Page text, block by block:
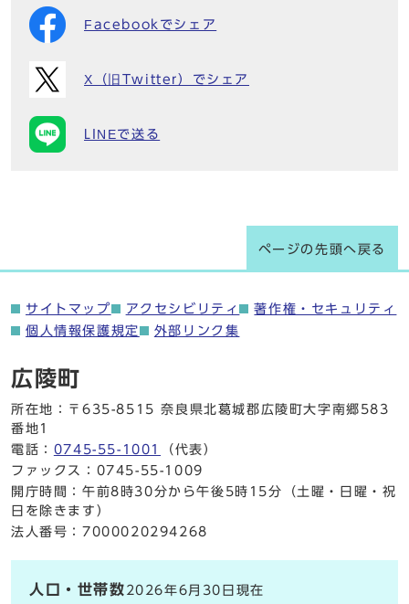
Facebookでシェア
X（旧Twitter）でシェア
LINEで送る
ページの先頭へ戻る
サイトマップ アクセシビリティ
著作権・セキュリティ
個人情報保護規定
外部リンク集
広陵町
所在地：〒635-8515 奈良県北葛城郡広陵町大字南郷583
番地1
電話： 0745-55-1001
（代表）
ファックス：0745-55-1009
開庁時間：午前8時30分から午後5時15分（土曜・日曜・祝
日を除きます）
法人番号：7000020294268
人口・世帯数 2026年6月30日現在